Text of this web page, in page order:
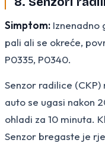
Simptom: Iznenadno
pali ali se okreće,
P0335, P0340.
Senzor radilice
auto se ugasi nakon
ohladi za 10 minuta.
Senzor bregaste je